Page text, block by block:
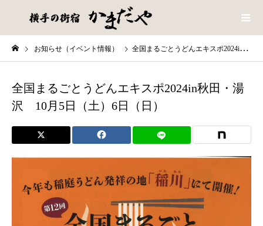
お知らせ（イベント情報） 全国まるごとうどんエキスポ2024in秋田・湯沢 10月5日（土）6日（日）
全国まるごとうどんエキスポ2024in秋田・湯
沢 10月5日（土）6日（日）